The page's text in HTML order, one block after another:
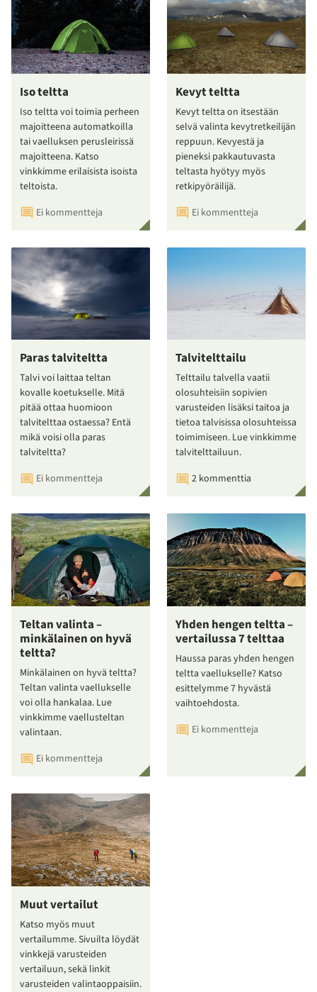
Iso teltta
Iso teltta voi toimia perheen
majoitteena automatkoilla
tai vaelluksen perusleirissä
majoitteena. Katso
vinkkimme erilaisista isoista
teltoista.
Ei kommentteja
Kevyt teltta
Kevyt teltta on itsestään
selvä valinta kevytretkeilijän
reppuun. Kevyestä ja
pieneksi pakkautuvasta
teltasta hyötyy myös
retkipyöräilijä.
Ei kommentteja
Paras talviteltta
Talvi voi laittaa teltan
kovalle koetukselle. Mitä
pitää ottaa huomioon
talvitelttaa ostaessa? Entä
mikä voisi olla paras
talviteltta?
Ei kommentteja
Talvitelttailu
Telttailu talvella vaatii
olosuhteisiin sopivien
varusteiden lisäksi taitoa ja
tietoa talvisissa olosuhteissa
toimimiseen. Lue vinkkimme
talvitelttailuun.
2 kommenttia
Teltan valinta –
minkälainen on hyvä
teltta?
Minkälainen on hyvä teltta?
Teltan valinta vaellukselle
voi olla hankalaa. Lue
vinkkimme vaellusteltan
valintaan.
Ei kommentteja
Yhden hengen teltta –
vertailussa 7 telttaa
Haussa paras yhden hengen
teltta vaellukselle? Katso
esittelymme 7 hyvästä
vaihtoehdosta.
Ei kommentteja
Muut vertailut
Katso myös muut
vertailumme. Sivuilta löydät
vinkkejä varusteiden
vertailuun, sekä linkit
varusteiden valintaoppaisiin.